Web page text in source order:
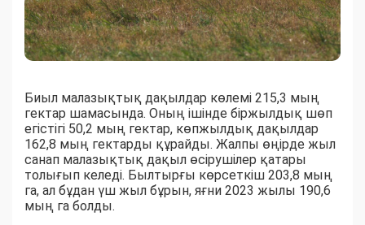
Биыл малазықтық дақылдар көлемі 215,3 мың
гектар шамасында. Оның ішінде біржылдық шөп
егістігі 50,2 мың гектар, көпжылдық дақылдар
162,8 мың гектарды құрайды. Жалпы өңірде жыл
санап малазықтық дақыл өсірушілер қатары
толығып келеді. Былтырғы көрсеткіш 203,8 мың
га, ал бұдан үш жыл бұрын, яғни 2023 жылы 190,6
мың га болды.